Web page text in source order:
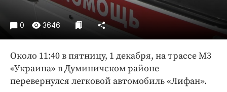
ПРОЕКТЫ
Блоги
Издания
Медиаперсона
Интересное чтиво
Клиника года
0 3646
Около 11:40 в пятницу, 1 декабря, на трассе М3
«Украина» в Думиничском районе
перевернулся легковой автомобиль «Лифан».